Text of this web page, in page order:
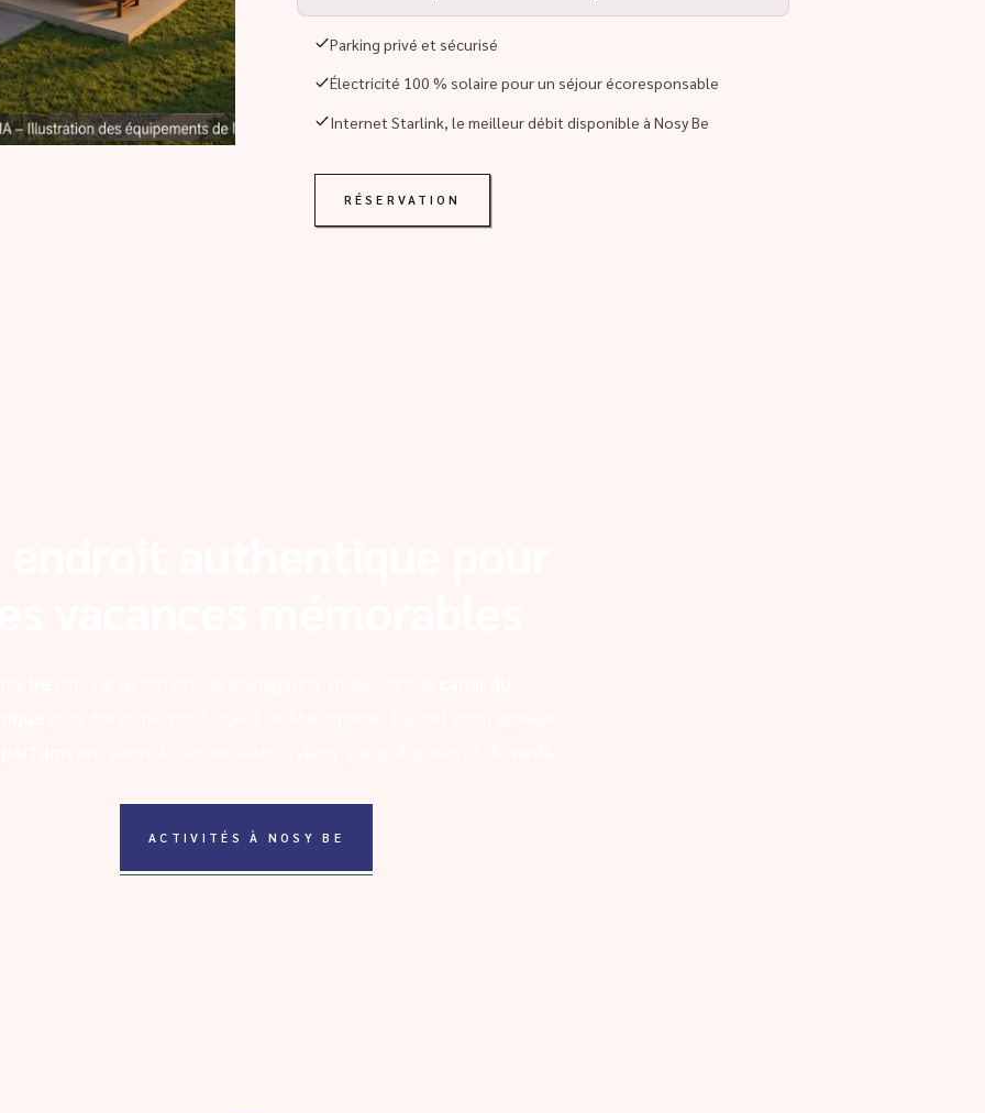
Parking privé et sécurisé
Électricité 100 % solaire pour un séjour écoresponsable
Internet Starlink, le meilleur débit disponible à Nosy Be
RÉSERVATION
ACTIVITÉS À NOSY BE